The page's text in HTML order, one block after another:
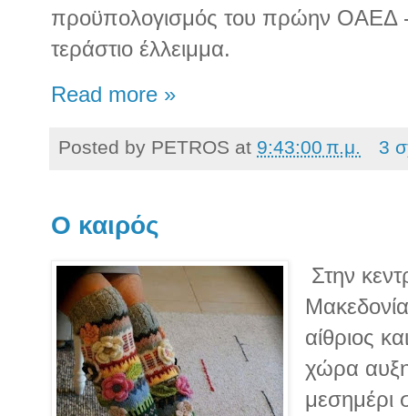
προϋπολογισμός του πρώην ΟΑΕΔ
τεράστιο έλλειμμα.
Read more »
Posted by PETROS at 9:43:00 π.μ. 3
Ο καιρός
Στην
αίθριος
χώρα
μεσημέρι